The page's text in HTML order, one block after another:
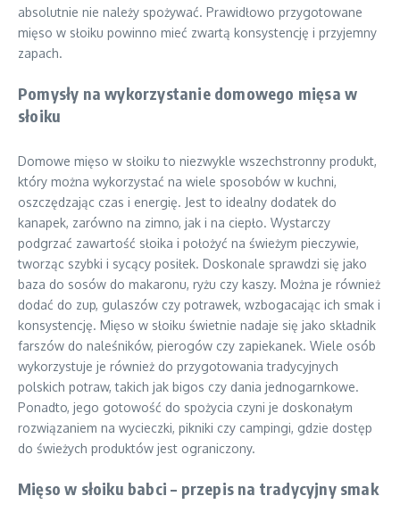
absolutnie nie należy spożywać. Prawidłowo przygotowane
mięso w słoiku powinno mieć zwartą konsystencję i przyjemny
zapach.
Pomysły na wykorzystanie domowego mięsa w
słoiku
Domowe mięso w słoiku to niezwykle wszechstronny produkt,
który można wykorzystać na wiele sposobów w kuchni,
oszczędzając czas i energię. Jest to idealny dodatek do
kanapek, zarówno na zimno, jak i na ciepło. Wystarczy
podgrzać zawartość słoika i położyć na świeżym pieczywie,
tworząc szybki i sycący posiłek. Doskonale sprawdzi się jako
baza do sosów do makaronu, ryżu czy kaszy. Można je również
dodać do zup, gulaszów czy potrawek, wzbogacając ich smak i
konsystencję. Mięso w słoiku świetnie nadaje się jako składnik
farszów do naleśników, pierogów czy zapiekanek. Wiele osób
wykorzystuje je również do przygotowania tradycyjnych
polskich potraw, takich jak bigos czy dania jednogarnkowe.
Ponadto, jego gotowość do spożycia czyni je doskonałym
rozwiązaniem na wycieczki, pikniki czy campingi, gdzie dostęp
do świeżych produktów jest ograniczony.
Mięso w słoiku babci – przepis na tradycyjny smak